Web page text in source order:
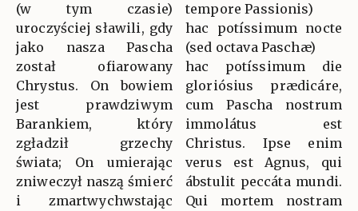
(w tym czasie)
uroczyściej sławili, gdy
jako nasza Pascha
został ofiarowany
Chrystus. On bowiem
jest prawdziwym
Barankiem, który
zgładził grzechy
świata; On umierając
zniweczył naszą śmierć
i zmartwychwstając
tempore Passionis)
hac potíssimum nocte
(sed octava Paschæ)
hac potíssimum die
gloriósius prædicáre,
cum Pascha nostrum
immolátus est
Christus. Ipse enim
verus est Agnus, qui
ábstulit peccáta mundi.
Qui mortem nostram